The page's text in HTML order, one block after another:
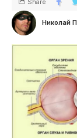
Николай